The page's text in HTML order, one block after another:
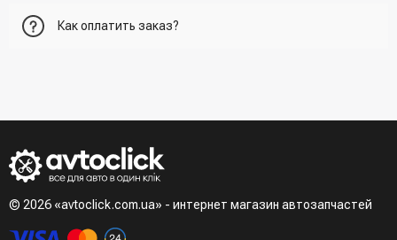
корзину и указать всю необходимую информацию о
наберет менеджер для подтверждения и уточнения данных.
Третий вариант - сделать заказ по телефонном режиме
при разговоре с менеджером
Четвертый вариант - заказать через доступные
мессенджеры (viber, telegram)
Как оплатить заказ?
- LiqPay при оформлении заказа через корзину
© 2026 «avtoclick.com.ua» - интернет магазин автозапчастей